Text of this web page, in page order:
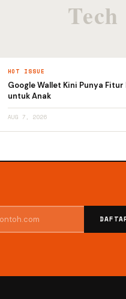
HOT ISSUE
Google Wallet Kini Punya Fitur
untuk Anak
AUG 7, 2026